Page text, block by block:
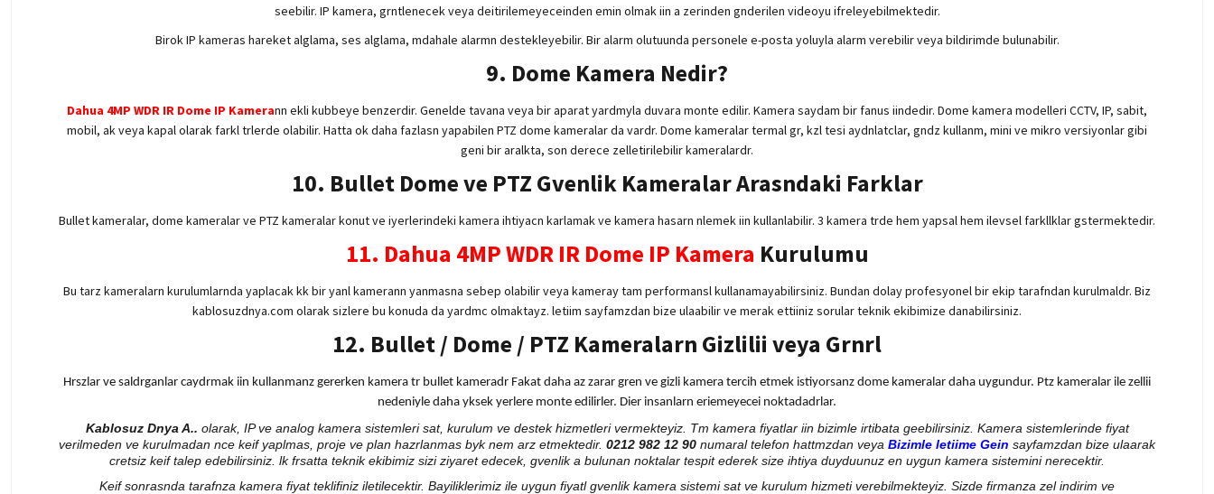
seebilir. IP kamera, grntlenecek veya deitirilemeyeceinden emin olmak iin a zerinden gnderilen videoyu ifreleyebilmektedir.
Birok IP kameras hareket alglama, ses alglama, mdahale alarmn destekleyebilir. Bir alarm olutuunda personele e-posta yoluyla alarm verebilir veya bildirimde bulunabilir.
9. Dome Kamera Nedir?
Dahua 4MP WDR IR Dome IP Kamerann ekli kubbeye benzerdir. Genelde tavana veya bir aparat yardmyla duvara monte edilir. Kamera saydam bir fanus iindedir. Dome kamera modelleri CCTV, IP, sabit,
mobil, ak veya kapal olarak farkl trlerde olabilir. Hatta ok daha fazlasn yapabilen PTZ dome kameralar da vardr. Dome kameralar termal gr, kzl tesi aydnlatclar, gndz kullanm, mini ve mikro versiyonlar gibi
geni bir aralkta, son derece zelletirilebilir kameralardr.
10. Bullet Dome ve PTZ Gvenlik Kameralar Arasndaki Farklar
Bullet kameralar, dome kameralar ve PTZ kameralar konut ve iyerlerindeki kamera ihtiyacn karlamak ve kamera hasarn nlemek iin kullanlabilir. 3 kamera trde hem yapsal hem ilevsel farkllklar gstermektedir.
11. Dahua 4MP WDR IR Dome IP Kamera Kurulumu
Bu tarz kameralarn kurulumlarnda yaplacak kk bir yanl kamerann yanmasna sebep olabilir veya kameray tam performansl kullanamayabilirsiniz. Bundan dolay profesyonel bir ekip tarafndan kurulmaldr. Biz
kablosuzdnya.com olarak sizlere bu konuda da yardmc olmaktayz. letiim sayfamzdan bize ulaabilir ve merak ettiiniz sorular teknik ekibimize danabilirsiniz.
12. Bullet / Dome / PTZ Kameralarn Gizlilii veya Grnrl
Hrszlar ve saldrganlar caydrmak iin kullanmanz gererken kamera tr bullet kameradr Fakat daha az zarar gren ve gizli kamera tercih etmek istiyorsanz dome kameralar daha uygundur. Ptz kameralar ile zellii
nedeniyle daha yksek yerlere monte edilirler. Dier insanlarn eriemeyecei noktadadrlar.
Kablosuz Dnya A.. olarak, IP ve analog kamera sistemleri sat, kurulum ve destek hizmetleri vermekteyiz. Tm kamera fiyatlar iin bizimle irtibata geebilirsiniz. Kamera sistemlerinde fiyat
verilmeden ve kurulmadan nce keif yaplmas, proje ve plan hazrlanmas byk nem arz etmektedir. 0212 982 12 90 numaral telefon hattmzdan veya Bizimle letiime Gein sayfamzdan bize ulaarak
cretsiz keif talep edebilirsiniz. lk frsatta teknik ekibimiz sizi ziyaret edecek, gvenlik a bulunan noktalar tespit ederek size ihtiya duyduunuz en uygun kamera sistemini nerecektir.
Keif sonrasnda tarafnza kamera fiyat teklifiniz iletilecektir. Bayiliklerimiz ile uygun fiyatl gvenlik kamera sistemi sat ve kurulum hizmeti verebilmekteyiz. Sizde firmanza zel indirim ve